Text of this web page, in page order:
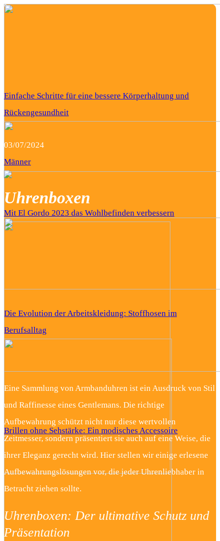
Einfache Schritte für eine bessere Körperhaltung und
Rückengesundheit
Mit El Gordo 2023 das Wohlbefinden verbessern
Die Evolution der Arbeitskleidung: Stoffhosen im
Berufsalltag
Brillen ohne Sehstärke: Ein modisches Accessoire
03/07/2024
Männer
Uhrenboxen
Eine Sammlung von Armbanduhren ist ein Ausdruck von Stil
und Raffinesse eines Gentlemans. Die richtige
Aufbewahrung schützt nicht nur diese wertvollen
Zeitmesser, sondern präsentiert sie auch auf eine Weise, die
ihrer Eleganz gerecht wird. Hier stellen wir einige erlesene
Aufbewahrungslösungen vor, die jeder Uhrenliebhaber in
Betracht ziehen sollte.
Uhrenboxen: Der ultimative Schutz und
Präsentation